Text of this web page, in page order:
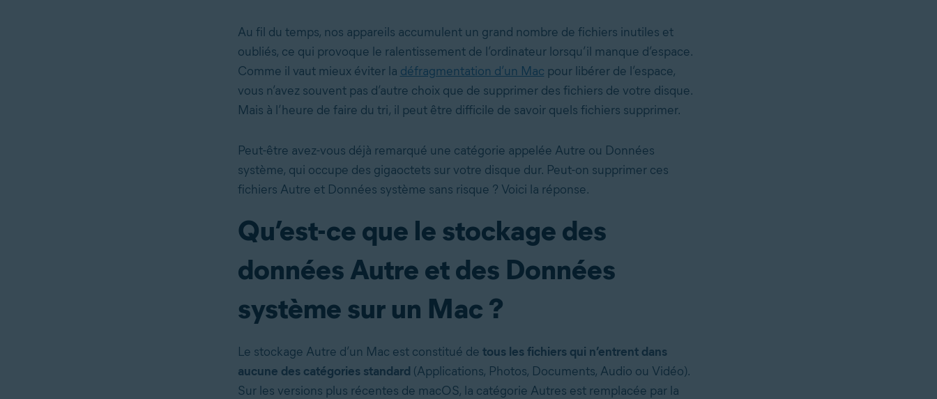
Au fil du temps, nos appareils accumulent un grand nombre de fichiers inutiles et
oubliés, ce qui provoque le ralentissement de l’ordinateur lorsqu’il manque d’espace.
Comme il vaut mieux éviter la défragmentation d’un Mac pour libérer de l’espace,
vous n’avez souvent pas d’autre choix que de supprimer des fichiers de votre disque.
Mais à l’heure de faire du tri, il peut être difficile de savoir quels fichiers supprimer.
Peut-être avez-vous déjà remarqué une catégorie appelée Autre ou Données
système, qui occupe des gigaoctets sur votre disque dur. Peut-on supprimer ces
fichiers Autre et Données système sans risque ? Voici la réponse.
Qu’est-ce que le stockage des
données Autre et des Données
système sur un Mac ?
Le stockage Autre d’un Mac est constitué de tous les fichiers qui n’entrent dans
aucune des catégories standard (Applications, Photos, Documents, Audio ou Vidéo).
Sur les versions plus récentes de macOS, la catégorie Autres est remplacée par la